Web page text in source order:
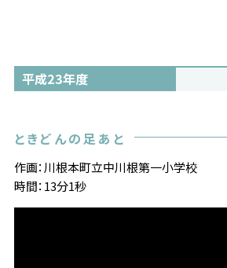
平成23年度
ときどんの足あと
作画：川根本町立中川根第一小学校
時間：13分1秒